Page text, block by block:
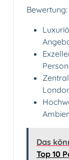
Das
Top 10